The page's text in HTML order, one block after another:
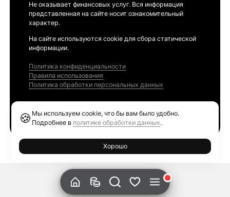
Не оказывает финансовых услуг. Вся информация
представленная на сайте носит ознакомительный
характер.
На сайте используются cookie для сбора статической
информации.
Политика конфиденциальности
Правила использования
Политика обработки персональных данных
🍪 Мы используем cookie, что бы вам было удобно.
Подробнее в политике обработки данных.
Хорошо
Ethereum GAS Tracker